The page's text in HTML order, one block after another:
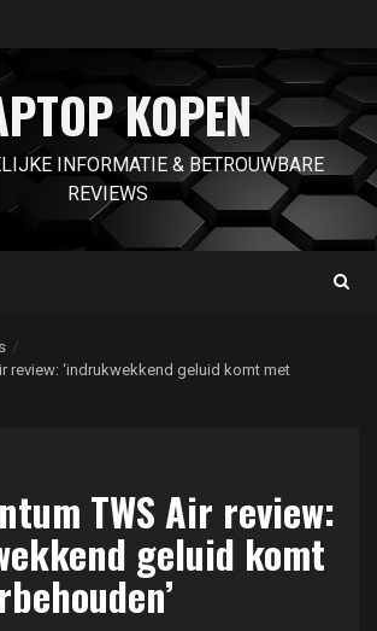
KOPEN
INFORMATIE & BETROUWBARE
REVIEWS
review: ‘indrukwekkend geluid komt met
TWS Air review:
geluid komt